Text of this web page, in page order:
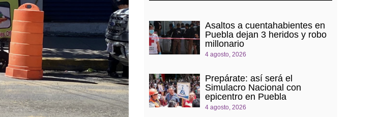
Asaltos a cuentahabientes en
Puebla dejan 3 heridos y robo
millonario
4 agosto, 2026
Prepárate: así será el
Simulacro Nacional con
epicentro en Puebla
4 agosto, 2026